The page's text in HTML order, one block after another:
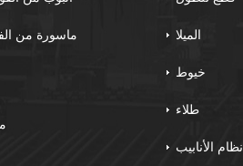
ماسورة من
الميلا
خيوط
طلاء
نظام الأنابيب